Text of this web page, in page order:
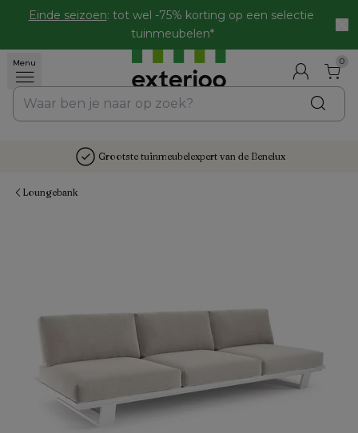
Einde seizoen: tot wel -75% korting op een selectie
tuinmeubelen*
Menu 0
Grootste tuinmeubelexpert van de Benelux
Loungebank